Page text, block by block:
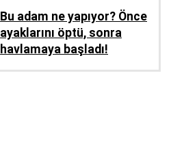
Bu adam ne yapıyor? Önce
ayaklarını öptü, sonra
havlamaya başladı!